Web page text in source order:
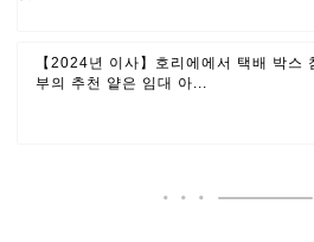
【2024년 이사】호리에에서 택배 박스
부의 추천 얕은 임대 아...